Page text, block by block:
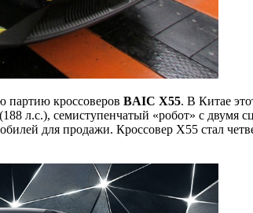
партию кроссоверов BAIC X55. В Китае
л.с.), семиступенчатый «робот» с двумя
для продажи. Кроссовер X55 стал